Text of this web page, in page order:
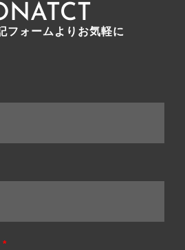
フォームよりお気軽に